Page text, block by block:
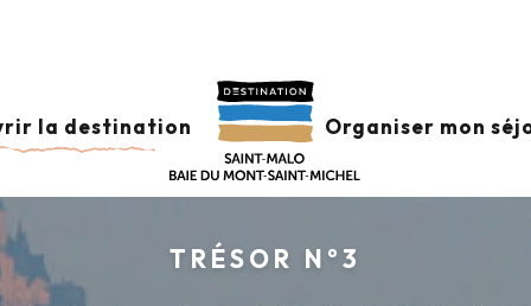
la destination Organiser mon
TRÉSOR N°3